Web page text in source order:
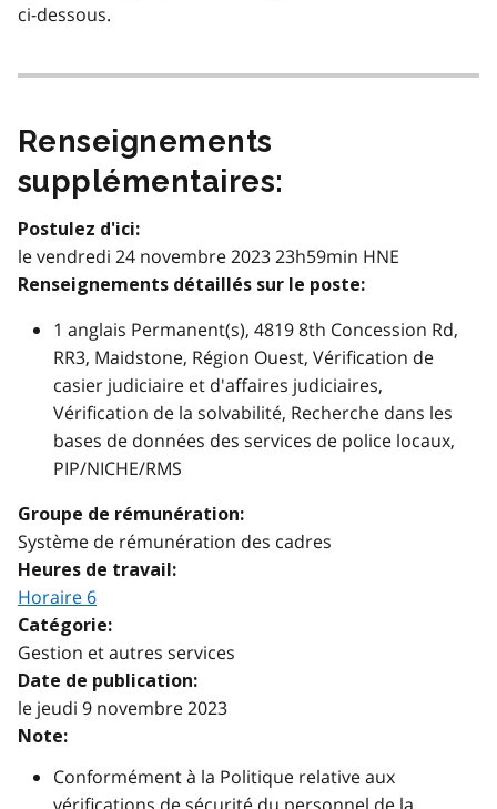
ci-dessous.
Renseignements
supplémentaires:
Postulez d'ici:
le vendredi 24 novembre 2023 23h59min HNE
Renseignements détaillés sur le poste:
1 anglais Permanent(s), 4819 8th Concession Rd,
RR3, Maidstone, Région Ouest, Vérification de
casier judiciaire et d'affaires judiciaires,
Vérification de la solvabilité, Recherche dans les
bases de données des services de police locaux,
PIP/NICHE/RMS
Groupe de rémunération:
Système de rémunération des cadres
Heures de travail:
Horaire 6
Catégorie:
Gestion et autres services
Date de publication:
le jeudi 9 novembre 2023
Note:
Conformément à la Politique relative aux